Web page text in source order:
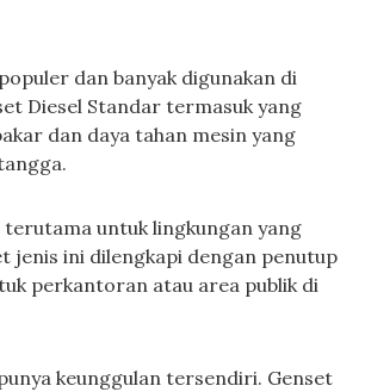
dan banyak digunakan di
Diesel Standar termasuk yang
dan daya tahan mesin yang
terutama untuk lingkungan yang
jenis ini dilengkapi dengan penutup
perkantoran atau area publik di
keunggulan tersendiri. Genset